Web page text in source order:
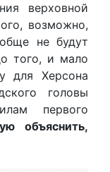
верховной
возможно,
не будут
того, и мало
для Херсона
головы
первого
объяснить,